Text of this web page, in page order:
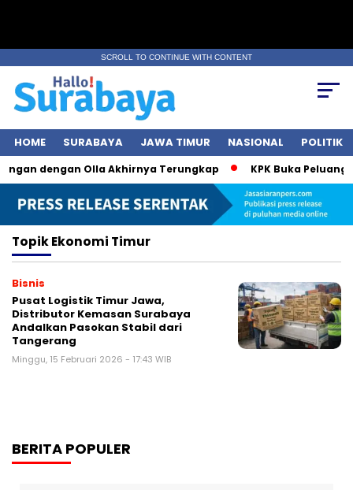
SCROLL TO CONTINUE WITH CONTENT
HOME SURABAYA JAWA TIMUR NASIONAL POLITIK
dengan Olla Akhirnya Terungkap KPK Buka
TopikEkonomi Timur
Bisnis
Pusat Logistik Timur Jawa,
Distributor Kemasan Surabaya
Andalkan Pasokan Stabil dari
Tangerang
Minggu, 15 Februari 2026 - 17:43 WIB
BERITA POPULER